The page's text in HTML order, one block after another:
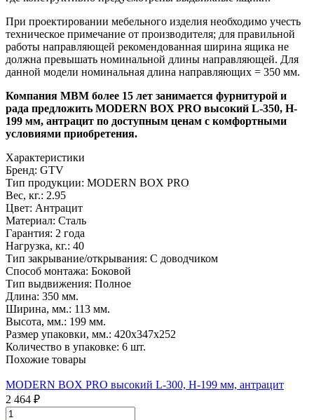
При проектировании мебельного изделия необходимо учесть
техническое примечание от производителя; для правильной
работы направляющей рекомендованная ширина ящика не
должна превышать номинальной длины направляющей. Для
данной модели номинальная длина направляющих = 350 мм.
Компания МВМ более 15 лет занимается фурнитурой и
рада предложить MODERN BOX PRO высокий L-350, H-
199 мм, антрацит по доступным ценам с комфортными
условиями приобретения.
Характеристики
Бренд: GTV
Тип продукции: MODERN BOX PRO
Вес, кг.: 2.95
Цвет: Антрацит
Материал: Сталь
Гарантия: 2 года
Нагрузка, кг.: 40
Тип закрывание/открывания: С доводчиком
Способ монтажа: Боковой
Тип выдвижения: Полное
Длина: 350 мм.
Ширина, мм.: 113 мм.
Высота, мм.: 199 мм.
Размер упаковки, мм.: 420х347х252
Количество в упаковке: 6 шт.
Похожие товары
MODERN BOX PRO высокий L-300, H-199 мм, антрацит
2 464 ₽